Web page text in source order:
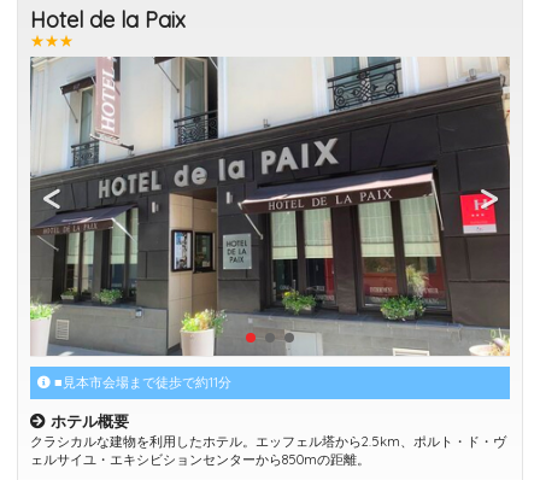
Hotel de la Paix
★★★
■見本市会場まで徒歩で約11分
ホテル概要
クラシカルな建物を利用したホテル。エッフェル塔から2.5km、ポルト・ド・ヴ
ェルサイユ・エキシビションセンターから850mの距離。